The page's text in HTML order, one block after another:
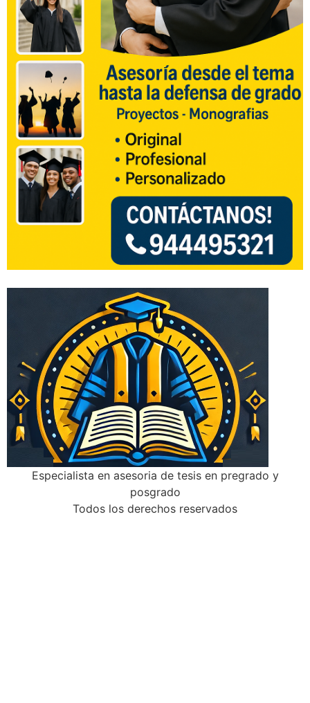
Especialista en asesoria de tesis en pregrado y
posgrado
Todos los derechos reservados